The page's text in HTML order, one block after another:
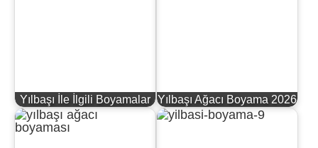
Yılbaşı İle İlgili Boyamalar Yılbaşı Ağacı Boyama 2026